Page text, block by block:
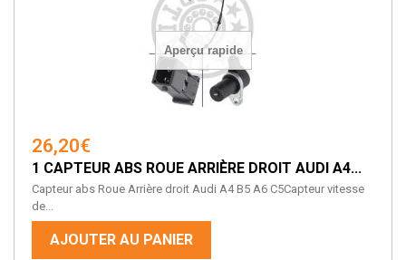
Aperçu rapide
26,20€
1 CAPTEUR ABS ROUE ARRIÈRE DROIT AUDI A4...
Capteur abs Roue Arrière droit Audi A4 B5 A6 C5Capteur vitesse
de...
AJOUTER AU PANIER